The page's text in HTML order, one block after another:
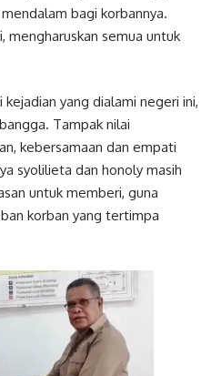
bagi korbannya.
mengharuskan semua untuk
yang dialami negeri ini,
Tampak nilai
kebersamaan dan empati
syolilieta dan honoly masih
untuk memberi, guna
korban yang tertimpa